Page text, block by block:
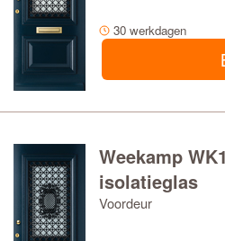
30 werkdagen
Weekamp
isolatieglas
Voordeur